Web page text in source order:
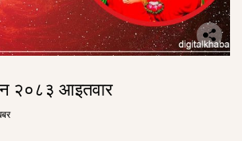
२०८३ आइतवार